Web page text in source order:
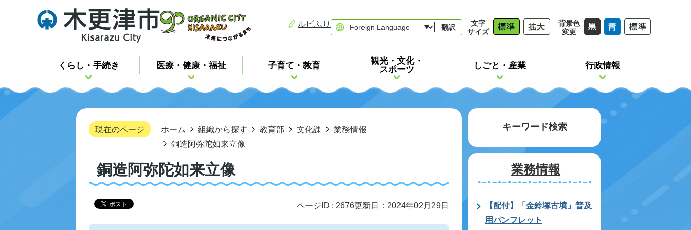
ルビふり 翻訳
文字
サイズ
背景色
変更
くらし・手続き 医療・健康・福祉 子育て・教育
観光・文化・
スポーツ
しごと・産業 行政情報
現在のページ ホーム 組織から探す 教育部 文化課
業務情報
銅造阿弥陀如来立像
銅造阿弥陀如来立像
ページID : 2676更新日：2024年02月29日
キーワード検索
業務情報
【配付】「金鈴塚古墳」普及
用パンフレット